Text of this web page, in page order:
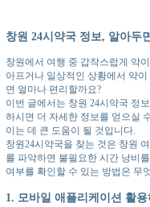
창원 24시약국 정보, 알아두
창원에서 여행 중 갑작스럽게 약
아프거나 일상적인 상황에서 약
면 얼마나 편리할까요?
이번 글에서는 창원 24시약국 정
하시면 더 자세한 정보를 얻으실
이는 데 큰 도움이 될 것입니다.
창원24시약국을 찾는 것은 창원
를 파악하면 불필요한 시간 낭비
여부를 확인할 수 있는 방법은 무
1. 모바일 애플리케이션 활용